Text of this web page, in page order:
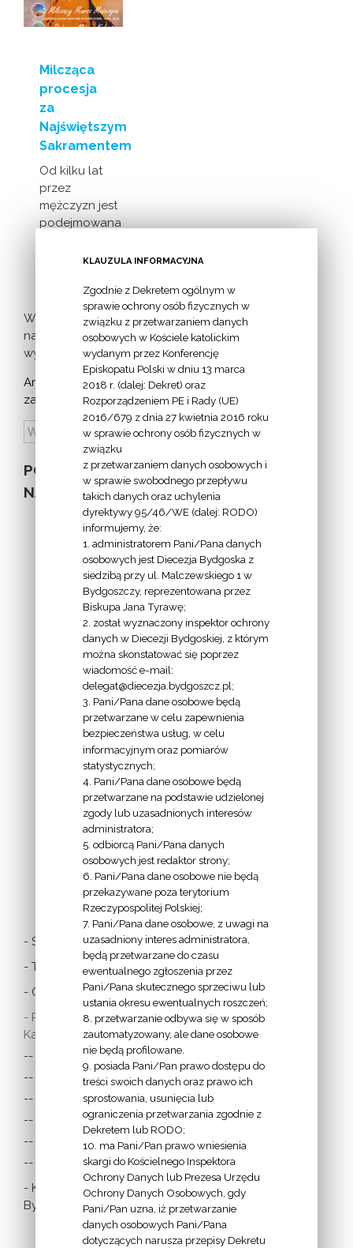
Milcząca
procesja
za
Najświętszym
Sakramentem
Od kilku lat
przez
mężczyzn jest
podejmowana
milczącej [...]
Więcej
nadchodzących
wydarzeń >
Archiwum
zapowiedzi:
POZOSTAŁE
NA STRONIE
INFORMACJE
Z
EKAI.PL:
INFORMACJE
EPISKOPATU
POLSKI:
LINKI
- Stolica Apostolska
- Twitter Papieża
- Czytania z dnia
- Polska Misja
Katolicka:
-- w Austrii
-- w Anglii i Walii
-- w Irlandii
-- we Francji
-- w Niemczech
-- w Szkocji
- Katolicka
Bydgoszcz
KLAUZULA INFORMACYJNA
Zgodnie z Dekretem ogólnym w
sprawie ochrony osób fizycznych w
związku z przetwarzaniem danych
osobowych w Kościele katolickim
wydanym przez Konferencję
Episkopatu Polski w dniu 13 marca
2018 r. (dalej: Dekret) oraz
Rozporządzeniem PE i Rady (UE)
2016/679 z dnia 27 kwietnia 2016 roku
w sprawie ochrony osób fizycznych w
związku
z przetwarzaniem danych osobowych i
w sprawie swobodnego przepływu
takich danych oraz uchylenia
dyrektywy 95/46/WE (dalej: RODO)
informujemy, że:
1. administratorem Pani/Pana danych
osobowych jest Diecezja Bydgoska z
siedzibą przy ul. Malczewskiego 1 w
Bydgoszczy, reprezentowana przez
Biskupa Jana Tyrawę;
2. został wyznaczony inspektor ochrony
danych w Diecezji Bydgoskiej, z którym
można skonstatować się poprzez
wiadomość e-mail:
delegat@diecezja.bydgoszcz.pl;
3. Pani/Pana dane osobowe będą
przetwarzane w celu zapewnienia
bezpieczeństwa usług, w celu
informacyjnym oraz pomiarów
statystycznych;
4. Pani/Pana dane osobowe będą
przetwarzane na podstawie udzielonej
zgody lub uzasadnionych interesów
administratora;
5. odbiorcą Pani/Pana danych
osobowych jest redaktor strony;
6. Pani/Pana dane osobowe nie będą
przekazywane poza terytorium
Rzeczypospolitej Polskiej;
7. Pani/Pana dane osobowe, z uwagi na
uzasadniony interes administratora,
będą przetwarzane do czasu
ewentualnego zgłoszenia przez
Pani/Pana skutecznego sprzeciwu lub
ustania okresu ewentualnych roszczeń;
8. przetwarzanie odbywa się w sposób
zautomatyzowany, ale dane osobowe
nie będą profilowane.
9. posiada Pani/Pan prawo dostępu do
treści swoich danych oraz prawo ich
sprostowania, usunięcia lub
ograniczenia przetwarzania zgodnie z
Dekretem lub RODO;
10. ma Pani/Pan prawo wniesienia
skargi do Kościelnego Inspektora
Ochrony Danych lub Prezesa Urzędu
Ochrony Danych Osobowych, gdy
Pani/Pan uzna, iż przetwarzanie
danych osobowych Pani/Pana
dotyczących narusza przepisy Dekretu